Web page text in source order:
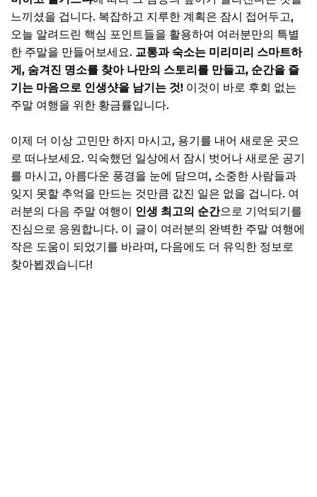
느끼셨을 겁니다. 복잡하고 지루한 계획은 잠시 접어두고,
오늘 알려드린 핵심 포인트들을 활용하여 여러분만의 특별
한 주말을 만들어보세요. 교통과 숙소는 미리미리 스마트하
게, 숨겨진 명소를 찾아 나만의 스토리를 만들고, 순간을 즐
기는 마음으로 인생샷을 남기는 것! 이것이 바로 후회 없는
주말 여행을 위한 황금률입니다.
이제 더 이상 고민만 하지 마시고, 용기를 내어 새로운 곳으
로 떠나보세요. 익숙했던 일상에서 잠시 벗어나 새로운 공기
를 마시고, 아름다운 풍경을 눈에 담으며, 소중한 사람들과
잊지 못할 추억을 만드는 것만큼 값진 일은 없을 겁니다. 여
러분의 다음 주말 여행이 인생 최고의 순간으로 기억되기를
진심으로 응원합니다. 이 글이 여러분의 완벽한 주말 여행에
작은 도움이 되었기를 바라며, 다음에도 더 유익한 정보로
찾아뵙겠습니다!